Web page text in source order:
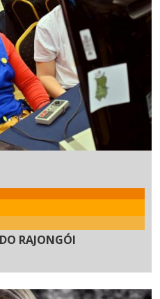
RAJONGÓI